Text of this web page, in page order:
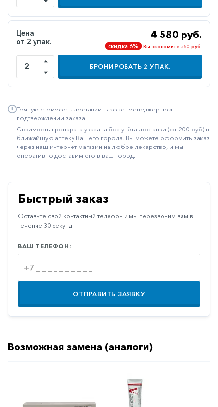
Иммунодепрессанты
Климактерические
Метаболизм
Минеральный
обмен
Наружные
средства
Неврологические
Остеопороз
Противоаллергические
Противовирусные
Противогрибковые
Противоопухолевые
Противоподагрические
Противорвотные
Прочее
Цена
от 2 упак.
4 580 руб.
скидка 6% Вы экономите 560 руб.
БРОНИРОВАТЬ 2 УПАК.
Точную стоимость доставки назовет менеджер при
подтверждении заказа.
Стоимость препарата указана без учёта доставки (от 200 руб) в
ближайшую аптеку Вашего города. Вы можете оформить заказ
через наш интернет магазин на любое лекарство, и мы
оперативно доставим его в ваш город.
Быстрый заказ
Оставьте свой контактный телефон и мы перезвоним вам в
течение 30 секунд.
ВАШ ТЕЛЕФОН:
ОТПРАВИТЬ ЗАЯВКУ
Возможная замена (аналоги)